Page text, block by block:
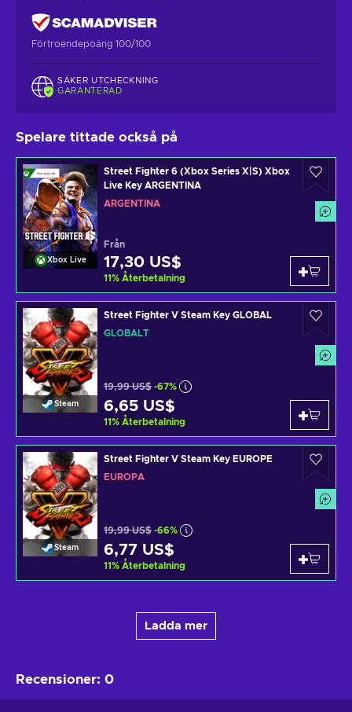
Förtroendepoäng 100/100
SÄKER UTCHECKNING
GARANTERAD
Spelare tittade också på
Xbox Live
Street Fighter 6 (Xbox Series X|S) Xbox
Live Key ARGENTINA
ARGENTINA
Från
17,30 US$
11% Återbetalning
Steam
Street Fighter V Steam Key GLOBAL
GLOBALT
19,99 US$ -67%
6,65 US$
11% Återbetalning
Steam
Street Fighter V Steam Key EUROPE
EUROPA
19,99 US$ -66%
6,77 US$
11% Återbetalning
Ladda mer
Recensioner: 0